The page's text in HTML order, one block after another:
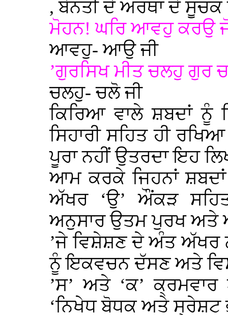
, ਬੇਨਤੀ ਦੇ ਅਰਥਾਂ ਦੇ ਸੂਚਕ
ਮੋਹਨ! ਘਰਿ ਆਵਹੁ ਕਰਉ
ਆਵਹੁ- ਆਉ ਜੀ
’ਗੁਰਸਿਖ ਮੀਤ ਚਲਹੁ ਗੁਰ
ਚਲਹੁ- ਚਲੋ ਜੀ
ਕਿਰਿਆ ਵਾਲੇ ਸ਼ਬਦਾਂ ਨੂੰ
ਸਿਹਾਰੀ ਸਹਿਤ ਹੀ
ਪੂਰਾ ਨਹੀਂ ਉਤਰਦਾ ਇਹ
ਆਮ ਕਰਕੇ ਜਿਹਨਾਂ
ਅੱਖਰ ‘ਉ’ ਔਂਕੜ
ਅਨੁਸਾਰ ਉਤਮ ਪੁਰਖ ਅਤੇ
’ਜੇ ਵਿਸ਼ੇਸ਼ਣ ਦੇ ਅੰਤ ਅੱਖਰ
ਨੂੰ ਇਕਵਚਨ ਦੱਸਣ ਅਤੇ
’ਸ’ ਅਤੇ ‘ਕ’
‘ਨਿਖੇਧ ਬੋਧਕ ਅਤੇ ਸ੍ਰੇਸ਼ਟ